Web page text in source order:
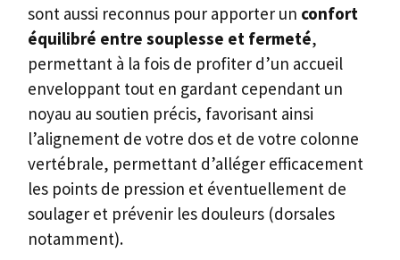
sont aussi reconnus pour apporter un confort
équilibré entre souplesse et fermeté,
permettant à la fois de profiter d’un accueil
enveloppant tout en gardant cependant un
noyau au soutien précis, favorisant ainsi
l’alignement de votre dos et de votre colonne
vertébrale, permettant d’alléger efficacement
les points de pression et éventuellement de
soulager et prévenir les douleurs (dorsales
notamment).